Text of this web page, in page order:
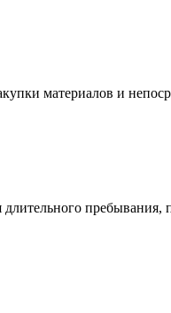
материалов и
пребывания,